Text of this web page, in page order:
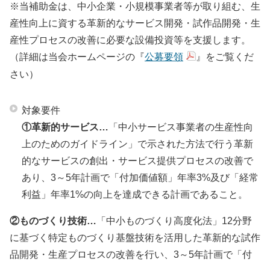
※当補助金は、中小企業・小規模事業者等が取り組む、生
産性向上に資する革新的なサービス開発・試作品開発・生
産性プロセスの改善に必要な設備投資等を支援します。
（詳細は当会ホームページの『公募要領
』をご覧くだ
さい）
対象要件
①革新的サービス… 「中小サービス事業者の生産性向
上のためのガイドライン」で示された方法で行う革新
的なサービスの創出・サービス提供プロセスの改善で
あり、3～5年計画で「付加価値額」年率3%及び「経常
利益」年率1%の向上を達成できる計画であること。
②ものづくり技術… 「中小ものづくり高度化法」12分野
に基づく特定ものづくり基盤技術を活用した革新的な試作
品開発・生産プロセスの改善を行い、3～5年計画で「付